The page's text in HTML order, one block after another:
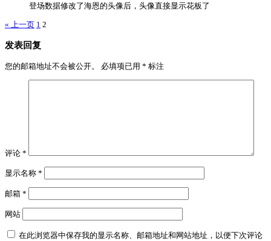
登场数据修改了海恩的头像后，头像直接显示花板了
« 上一页 1 2
发表回复
您的邮箱地址不会被公开。 必填项已用 * 标注
评论 *
显示名称 *
邮箱 *
网站
在此浏览器中保存我的显示名称、邮箱地址和网站地址，以便下次评论